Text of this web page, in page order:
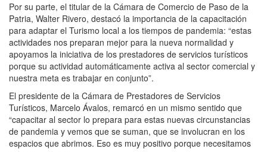
Por su parte, el titular de la Cámara de Comercio de Paso de la
Patria, Walter Rivero, destacó la importancia de la capacitación
para adaptar el Turismo local a los tiempos de pandemia: “estas
actividades nos preparan mejor para la nueva normalidad y
apoyamos la iniciativa de los prestadores de servicios turísticos
porque su actividad automáticamente activa al sector comercial y
nuestra meta es trabajar en conjunto”.
El presidente de la Cámara de Prestadores de Servicios
Turísticos, Marcelo Ávalos, remarcó en un mismo sentido que
“capacitar al sector lo prepara para estas nuevas circunstancias
de pandemia y vemos que se suman, que se involucran en los
espacios que abrimos. Eso es muy positivo porque necesitamos